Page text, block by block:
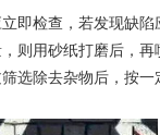
即检查，若发现缺
则用砂纸打磨后，
选除去杂物后，按